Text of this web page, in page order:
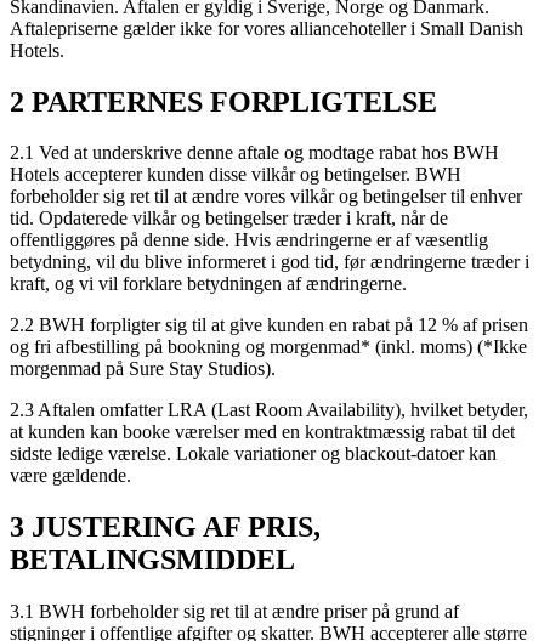
Skandinavien. Aftalen er gyldig i Sverige, Norge og Danmark.
Aftalepriserne gælder ikke for vores alliancehoteller i Small Danish
Hotels.
2 PARTERNES FORPLIGTELSE
2.1 Ved at underskrive denne aftale og modtage rabat hos BWH
Hotels accepterer kunden disse vilkår og betingelser. BWH
forbeholder sig ret til at ændre vores vilkår og betingelser til enhver
tid. Opdaterede vilkår og betingelser træder i kraft, når de
offentliggøres på denne side. Hvis ændringerne er af væsentlig
betydning, vil du blive informeret i god tid, før ændringerne træder i
kraft, og vi vil forklare betydningen af ændringerne.
2.2 BWH forpligter sig til at give kunden en rabat på 12 % af prisen
og fri afbestilling på bookning og morgenmad* (inkl. moms) (*Ikke
morgenmad på Sure Stay Studios).
2.3 Aftalen omfatter LRA (Last Room Availability), hvilket betyder,
at kunden kan booke værelser med en kontraktmæssig rabat til det
sidste ledige værelse. Lokale variationer og blackout-datoer kan
være gældende.
3 JUSTERING AF PRIS,
BETALINGSMIDDEL
3.1 BWH forbeholder sig ret til at ændre priser på grund af
stigninger i offentlige afgifter og skatter. BWH accepterer alle større